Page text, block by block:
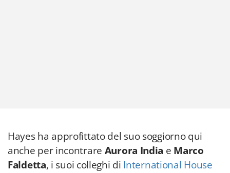
Hayes ha approfittato del suo soggiorno qui
anche per incontrare Aurora India e Marco
Faldetta, i suoi colleghi di International House